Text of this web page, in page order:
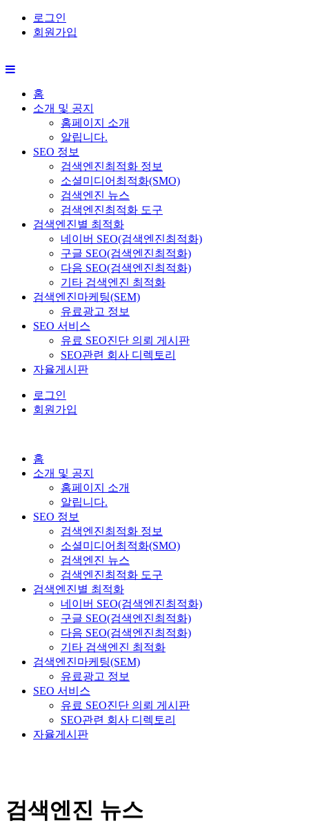
로그인
회원가입
홈
소개 및 공지
홈페이지 소개
알립니다.
SEO 정보
검색엔진최적화 정보
소셜미디어최적화(SMO)
검색엔진 뉴스
검색엔진최적화 도구
검색엔진별 최적화
네이버 SEO(검색엔진최적화)
구글 SEO(검색엔진최적화)
다음 SEO(검색엔진최적화)
기타 검색엔진 최적화
검색엔진마케팅(SEM)
유료광고 정보
SEO 서비스
유료 SEO진단 의뢰 게시판
SEO관련 회사 디렉토리
자율게시판
로그인
회원가입
홈
소개 및 공지
홈페이지 소개
알립니다.
SEO 정보
검색엔진최적화 정보
소셜미디어최적화(SMO)
검색엔진 뉴스
검색엔진최적화 도구
검색엔진별 최적화
네이버 SEO(검색엔진최적화)
구글 SEO(검색엔진최적화)
다음 SEO(검색엔진최적화)
기타 검색엔진 최적화
검색엔진마케팅(SEM)
유료광고 정보
SEO 서비스
유료 SEO진단 의뢰 게시판
SEO관련 회사 디렉토리
자율게시판
검색엔진 뉴스